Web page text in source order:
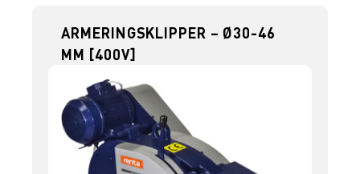
ARMERINGSKLIPPER – Ø30-46
MM [400V]